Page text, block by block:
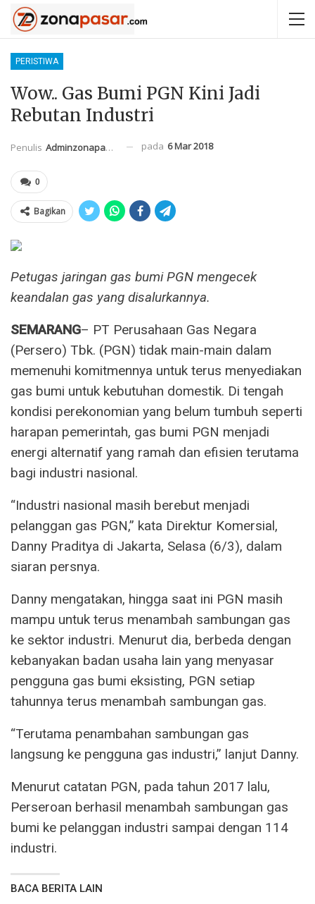
PERISTIWA
Wow.. Gas Bumi PGN Kini Jadi
Rebutan Industri
Penulis Adminzonapasar pada 6 Mar 2018
0
Bagikan
Petugas jaringan gas bumi PGN mengecek
keandalan gas yang disalurkannya.
SEMARANG– PT Perusahaan Gas Negara
(Persero) Tbk. (PGN) tidak main-main dalam
memenuhi komitmennya untuk terus menyediakan
gas bumi untuk kebutuhan domestik. Di tengah
kondisi perekonomian yang belum tumbuh seperti
harapan pemerintah, gas bumi PGN menjadi
energi alternatif yang ramah dan efisien terutama
bagi industri nasional.
“Industri nasional masih berebut menjadi
pelanggan gas PGN,” kata Direktur Komersial,
Danny Praditya di Jakarta, Selasa (6/3), dalam
siaran persnya.
Danny mengatakan, hingga saat ini PGN masih
mampu untuk terus menambah sambungan gas
ke sektor industri. Menurut dia, berbeda dengan
kebanyakan badan usaha lain yang menyasar
pengguna gas bumi eksisting, PGN setiap
tahunnya terus menambah sambungan gas.
“Terutama penambahan sambungan gas
langsung ke pengguna gas industri,” lanjut Danny.
Menurut catatan PGN, pada tahun 2017 lalu,
Perseroan berhasil menambah sambungan gas
bumi ke pelanggan industri sampai dengan 114
industri.
BACA BERITA LAIN